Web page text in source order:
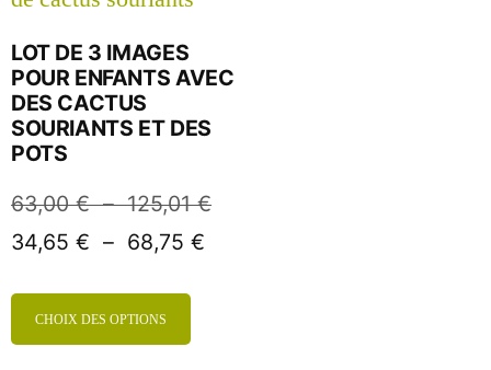
LOT DE 3 IMAGES
POUR ENFANTS AVEC
DES CACTUS
SOURIANTS ET DES
POTS
63,00€ – 125,01€
34,65 € – 68,75 €
CHOIX DES OPTIONS